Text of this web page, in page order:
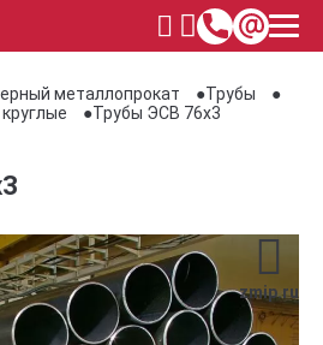
металлопрокат
Трубы
Трубы ЭСВ 76х3
zmip.ru